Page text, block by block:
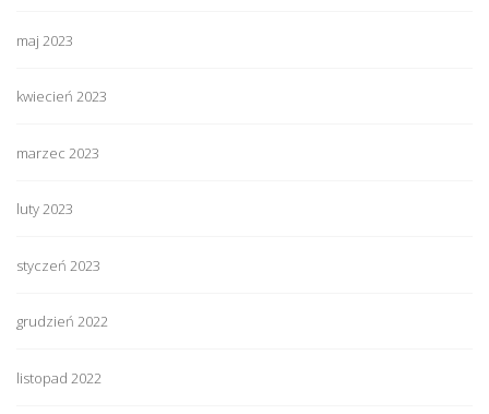
maj 2023
kwiecień 2023
marzec 2023
luty 2023
styczeń 2023
grudzień 2022
listopad 2022